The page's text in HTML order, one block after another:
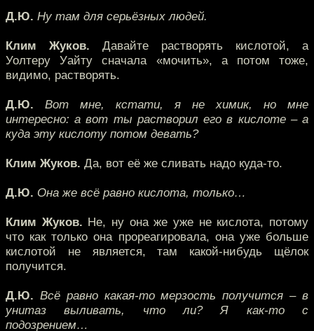
Д.Ю. Ну там для серьёзных людей.
Клим Жуков. Давайте растворять кислотой, а
Уолтеру Уайту сначала «мочить», а потом тоже,
видимо, растворять.
Д.Ю. Вот мне, кстати, я не химик, но мне
интересно: а вот ты растворил его в кислоте – а
куда эту кислоту потом девать?
Клим Жуков. Да, вот её же сливать надо куда-то.
Д.Ю. Она же всё равно кислота, только…
Клим Жуков. Не, ну она же уже не кислота, потому
что как только она прореагировала, она уже больше
кислотой не является, там какой-нибудь щёлок
получится.
Д.Ю. Всё равно какая-то мерзость получится – в
унитаз выливать, что ли? Я как-то с
подозрением…